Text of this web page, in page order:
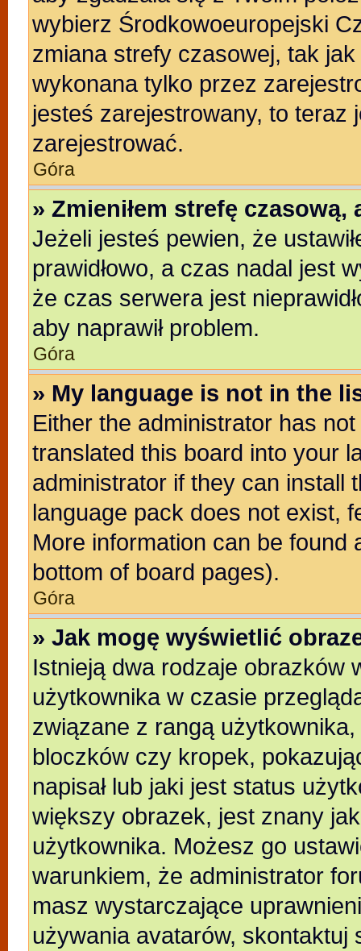
wybierz Środkowoeuropejski
zmiana strefy czasowej, tak
wykonana tylko przez
jesteś zarejestrowany, to teraz
zarejestrować.
Góra
» Zmieniłem strefę
Jeżeli jesteś pewien, że
prawidłowo, a czas nadal jest
że czas serwera jest
aby naprawił problem.
Góra
» My language is not in the
Either the administrator has
translated this board into your
administrator if they can install
language pack does not exist,
More information can be found
bottom of board pages).
Góra
» Jak mogę wyświetlić
Istnieją dwa rodzaje obrazków
użytkownika w czasie
związane z rangą
bloczków czy kropek,
napisał lub jaki jest status
większy obrazek, jest znany
użytkownika. Możesz go
warunkiem, że administrator
masz wystarczające
używania avatarów,